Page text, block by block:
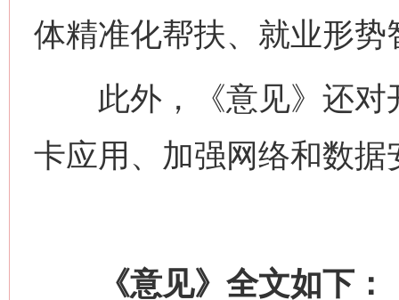
体精准化帮扶、就业形势
此外，《意见》还对
卡应用、加强网络和数
《意见》全文如下：